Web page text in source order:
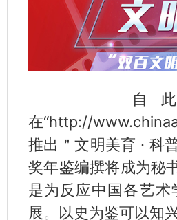
自此中
在“http://
推出＂文明美育 · 科
奖年鉴编撰将成为秘
是为反应中国各艺
展。以史为鉴可以知兴